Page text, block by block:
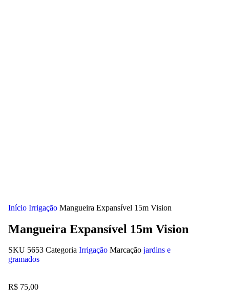
Início Irrigação Mangueira Expansível 15m Vision
Mangueira Expansível 15m Vision
SKU 5653 Categoria Irrigação Marcação jardins e
gramados
R$75,00